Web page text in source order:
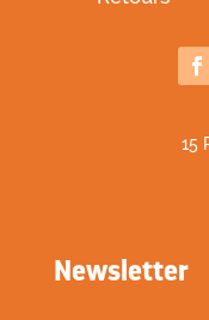
15
Newsletter